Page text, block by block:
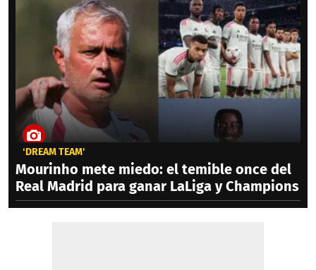
‘DREAM TEAM'
Mourinho mete miedo: el temible once del
Real Madrid para ganar LaLiga y Champions